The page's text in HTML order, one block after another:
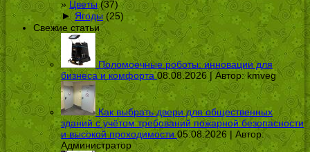
Цветы(37)
► Ягоды(25)
Свежие статьи
Поломоечные роботы: инновации для
бизнеса и комфорта 08.08.2026 | Автор:kmveg
Как выбрать двери для общественных
зданий с учётом требований пожарной безопасности
и высокой проходимости 05.08.2026 | Автор:
Администратор